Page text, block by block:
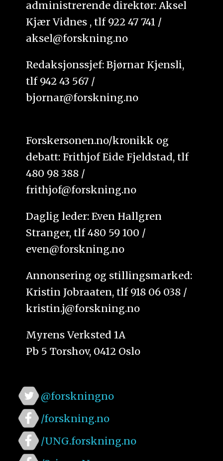
administrerende direktør: Aksel
Kjær Vidnes , tlf 922 47 741 /
aksel@forskning.no
Redaksjonssjef: Bjørnar Kjensli,
tlf 942 43 567 /
bjornar@forskning.no
Forskersonen.no/kronikk og
debatt: Frithjof Eide Fjeldstad, tlf
480 98 388 /
frithjof@forskning.no
Daglig leder: Even Hallgren
Stranger, tlf 480 59 100 /
even@forskning.no
Annonsering og stillingsmarked:
Kristin Jobraaten, tlf 918 06 038 /
kristin.j@forskning.no
Myrens Verksted 1A
Pb 5 Torshov, 0412 Oslo
@forskningno
/forskning.no
/UNG.forskning.no